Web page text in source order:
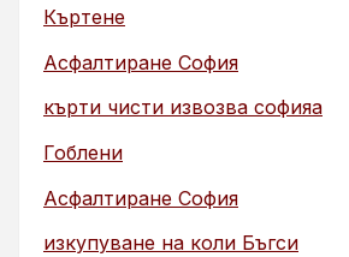
Къртене
Асфалтиране София
кърти чисти извозва софияа
Гоблени
Асфалтиране София
изкупуване на коли Бъгси